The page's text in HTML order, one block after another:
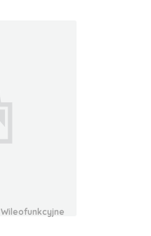
Wileofunkcyjne